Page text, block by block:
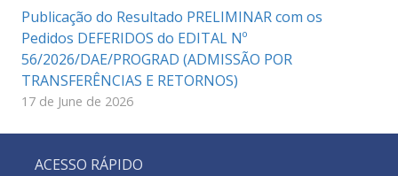
Publicação do Resultado PRELIMINAR com os
Pedidos DEFERIDOS do EDITAL Nº
56/2026/DAE/PROGRAD (ADMISSÃO POR
TRANSFERÊNCIAS E RETORNOS)
17 de June de 2026
ACESSO RÁPIDO